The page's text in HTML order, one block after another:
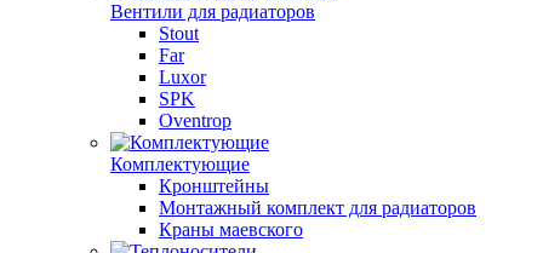
Вентили для радиаторов
Stout
Far
Luxor
SPK
Oventrop
Комплектующие
Кронштейны
Монтажный комплект для радиаторов
Краны маевского